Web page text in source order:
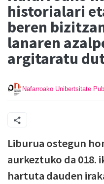
historialari
beren
lanaren
argitaratu
Nafarroako Unibertsitate
Liburua ostegun
aurkeztuko da 018.
hartuta dauden